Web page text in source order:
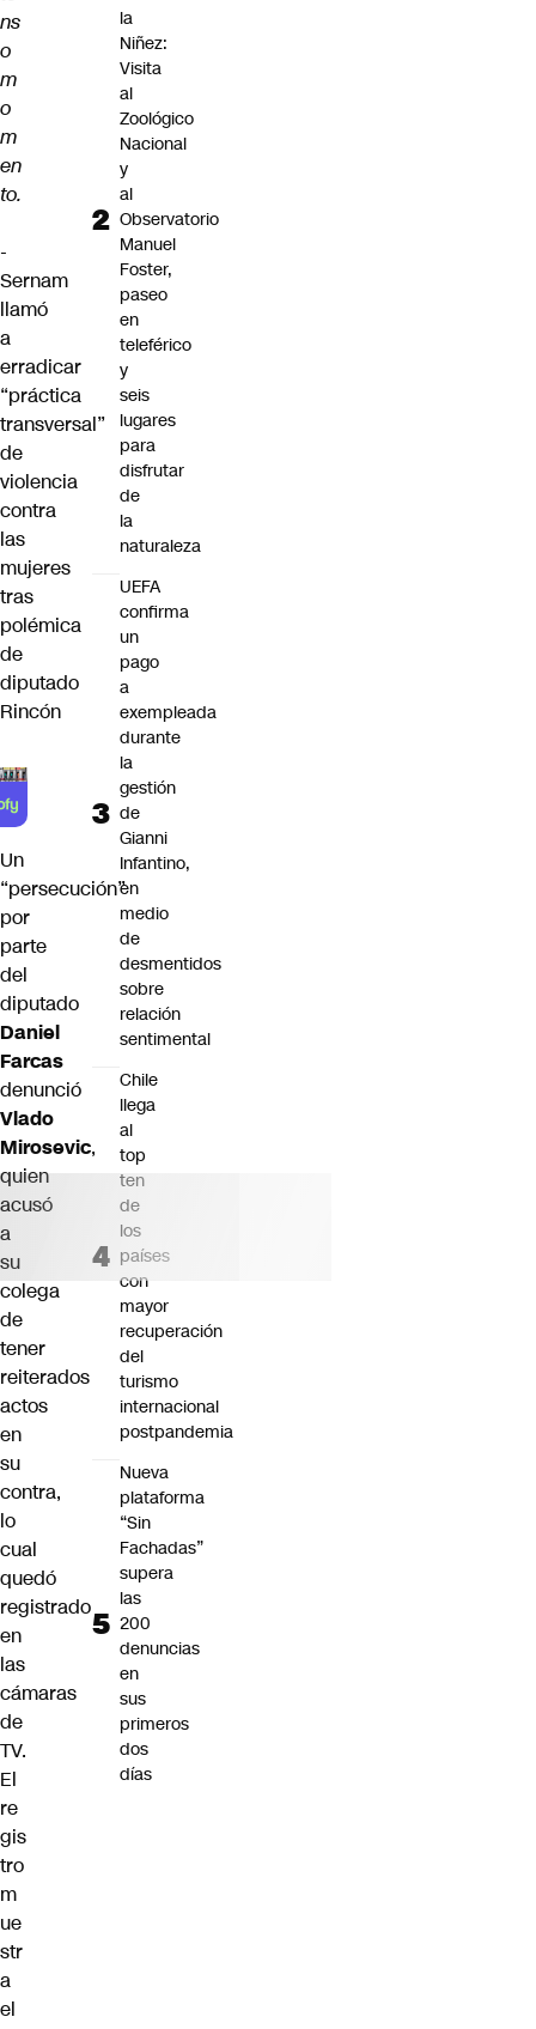
ns
o
m
o
m
en
to.
-
Sernam
llamó
a
erradicar
“práctica
transversal”
de
violencia
contra
las
mujeres
tras
polémica
de
diputado
Rincón
Un
“persecución”
por
parte
del
diputado
Daniel
Farcas
denunció
Vlado
Mirosevic,
quien
acusó
a
su
colega
de
tener
reiterados
actos
en
su
contra,
lo
cual
quedó
registrado
en
las
cámaras
de
TV.
El
re
gis
tro
m
ue
str
a
el
la
Niñez:
Visita
al
Zoológico
Nacional
y
al
Observatorio
Manuel
Foster,
paseo
en
teleférico
y
seis
lugares
para
disfrutar
de
la
naturaleza
UEFA
confirma
un
pago
a
exempleada
durante
la
gestión
de
Gianni
Infantino,
en
medio
de
desmentidos
sobre
relación
sentimental
Chile
llega
al
top
ten
de
los
países
con
mayor
recuperación
del
turismo
internacional
postpandemia
Nueva
plataforma
“Sin
Fachadas”
supera
las
200
denuncias
en
sus
primeros
dos
días